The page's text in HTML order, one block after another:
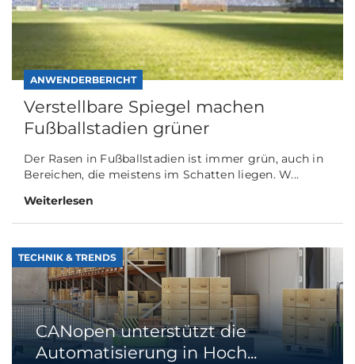
ANWENDERBERICHT
Verstellbare Spiegel machen
Fußballstadien grüner
Der Rasen in Fußballstadien ist immer grün, auch in
Bereichen, die meistens im Schatten liegen. W...
Weiterlesen
TECHNIK & TRENDS
CANopen unterstützt die
Automatisierung in Hoch...